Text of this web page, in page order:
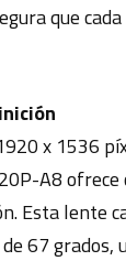
que
x 1536
A8 ofrece
Esta lente
67 grados,